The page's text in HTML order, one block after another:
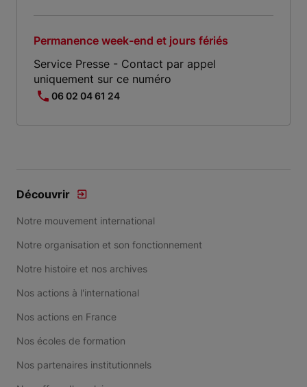
Permanence week-end et jours fériés
Service Presse - Contact par appel
uniquement sur ce numéro
06 02 04 61 24
Découvrir
Notre mouvement international
Notre organisation et son fonctionnement
Notre histoire et nos archives
Nos actions à l'international
Nos actions en France
Nos écoles de formation
Nos partenaires institutionnels